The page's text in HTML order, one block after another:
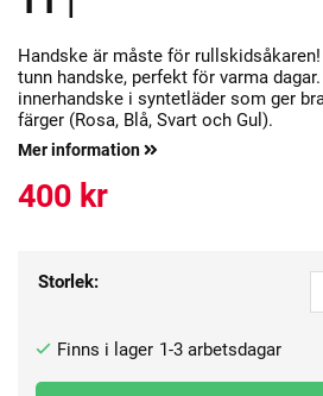
Handske är måste för
tunn handske, perfekt för varma
innerhandske i syntetläder som ger
färger (Rosa, Blå, Svart och Gul).
Mer information
400 kr
Storlek:
1-3 arbetsdagar